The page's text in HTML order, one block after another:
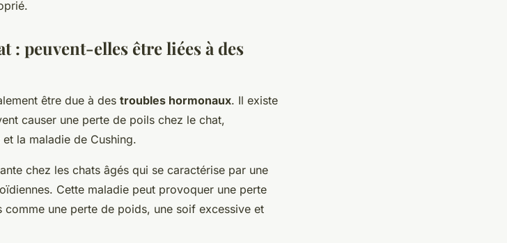
: peuvent-elles être liées à des
être due à des troubles hormonaux. Il existe
causer une perte de poils chez le chat,
la maladie de Cushing.
chez les chats âgés qui se caractérise par une
Cette maladie peut provoquer une perte
comme une perte de poids, une soif excessive et